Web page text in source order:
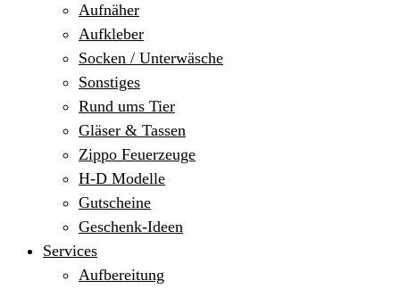
Aufnäher
Aufkleber
Socken / Unterwäsche
Sonstiges
Rund ums Tier
Gläser & Tassen
Zippo Feuerzeuge
H-D Modelle
Gutscheine
Geschenk-Ideen
Services
Aufbereitung